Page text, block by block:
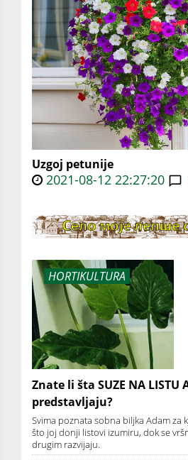
Uzgoj petunije
2021-08-12 22:27:20
HORTIKULTURA
Znate li šta SUZE NA LISTU
predstavljaju?
Svima poznata sobna biljka Adam za
što joj donji listovi izumiru, dok se
drugim razvijaju.